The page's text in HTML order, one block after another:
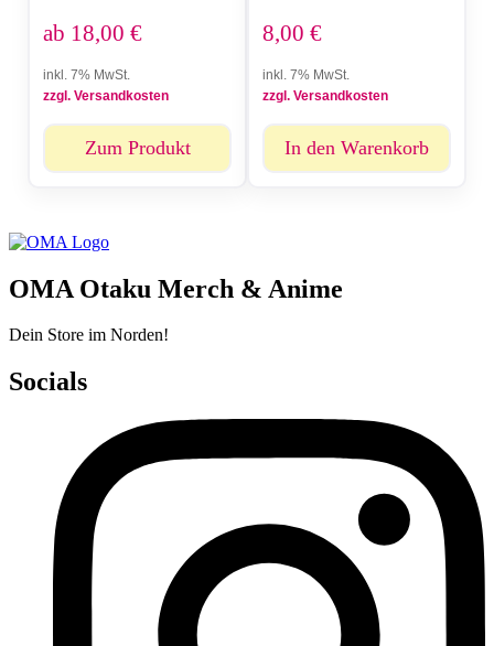
ab 18,00 €
inkl. 7% MwSt.
zzgl. Versandkosten
Zum Produkt
8,00 €
inkl. 7% MwSt.
zzgl. Versandkosten
In den Warenkorb
OMA Otaku Merch & Anime
Dein Store im Norden!
Socials